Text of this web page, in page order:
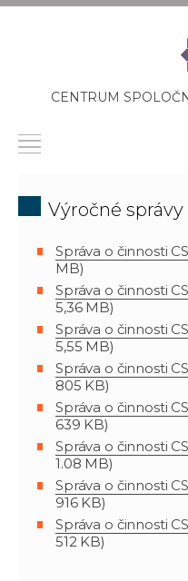
CENTRUM
Výročné správy
Správa o činnosti
MB)
Správa o činnosti
5,36 MB)
Správa o činnosti
5,55 MB)
Správa o činnosti
805 KB)
Správa o činnosti
639 KB)
Správa o činnosti
1.08 MB)
Správa o činnosti
916 KB)
Správa o činnosti
512 KB)